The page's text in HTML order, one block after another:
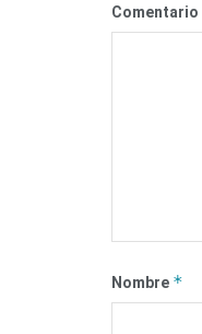
Comentario
Nombre *